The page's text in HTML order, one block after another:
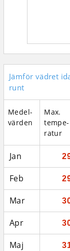
Jämför vädret
runt
Medel­
vär­den
Max.
tempe­
ratur
Jan
Feb
Mar
Apr
Maj